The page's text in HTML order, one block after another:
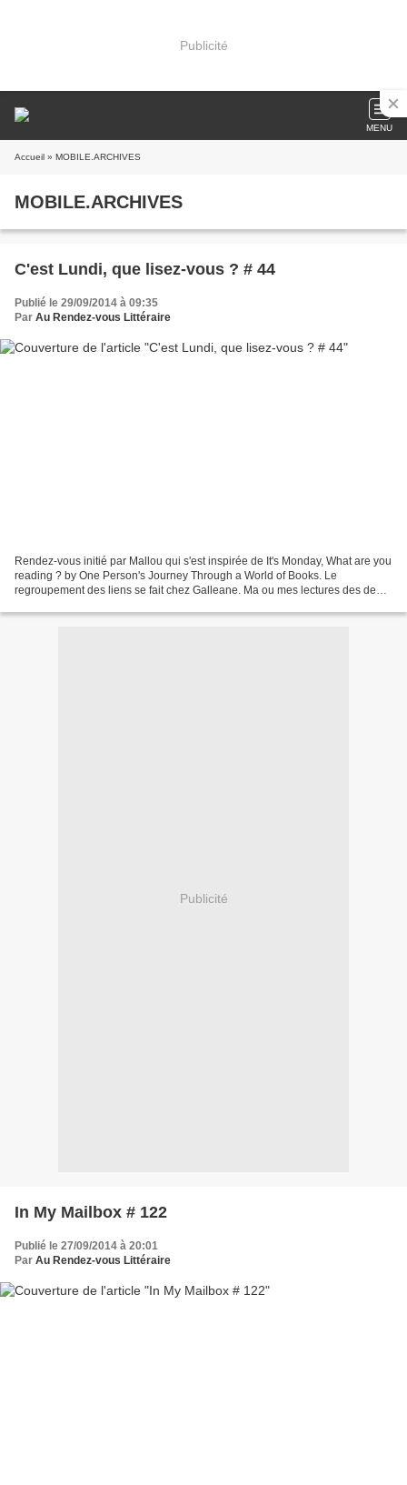
Publicité
MENU
Accueil » MOBILE.ARCHIVES
MOBILE.ARCHIVES
C'est Lundi, que lisez-vous ? # 44
Publié le 29/09/2014 à 09:35
Par Au Rendez-vous Littéraire
Rendez-vous initié par Mallou qui s'est inspirée de It's Monday, What are you
reading ? by One Person's Journey Through a World of Books. Le
regroupement des liens se fait chez Galleane. Ma ou mes lectures des deux
Publicité
In My Mailbox # 122
Publié le 27/09/2014 à 20:01
Par Au Rendez-vous Littéraire